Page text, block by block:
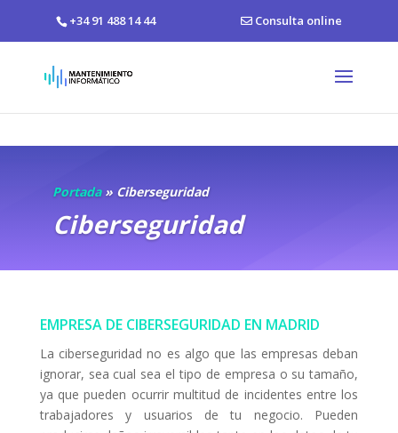
+34 91 488 14 44 Consulta online
Portada» Ciberseguridad
Ciberseguridad
EMPRESA DE CIBERSEGURIDAD EN MADRID
La ciberseguridad no es algo que las empresas deban
ignorar, sea cual sea el tipo de empresa o su tamaño,
ya que pueden ocurrir multitud de incidentes entre los
trabajadores y usuarios de tu negocio. Pueden